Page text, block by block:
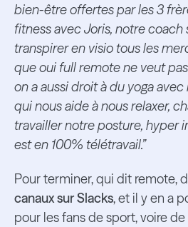
bien-être offertes par les 3
fitness avec Joris, notre
transpirer en visio tous les
que oui full remote ne veut
on a aussi droit à du yoga
qui nous aide à nous relaxer,
travailler notre posture, hyper
est en 100% télétravail.”
Pour terminer, qui dit remote,
canaux sur Slacks, et il y en a
pour les fans de sport, voire de